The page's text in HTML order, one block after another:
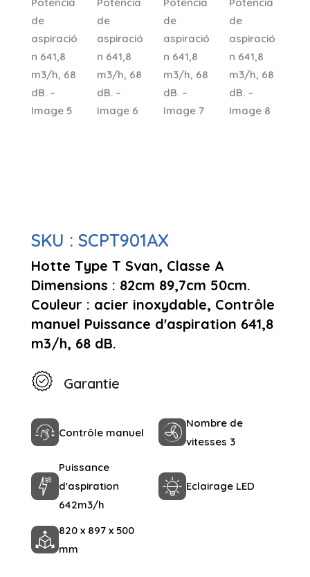
SKU : SCPT901AX
Hotte Type T Svan, Classe A
Dimensions : 82cm 89,7cm 50cm.
Couleur : acier inoxydable, Contrôle
manuel Puissance d'aspiration 641,8
m3/h, 68 dB.
Garantie
Contrôle manuel
Nombre de
vitesses 3
Puissance
d'aspiration
642m3/h
Eclairage LED
820 x 897 x 500
mm